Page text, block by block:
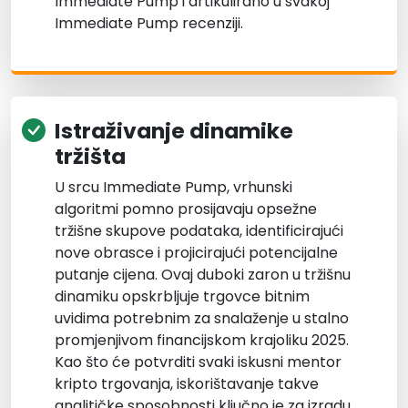
Immediate Pump recenziji.
Istraživanje dinamike
tržišta
U srcu Immediate Pump, vrhunski
algoritmi pomno prosijavaju opsežne
tržišne skupove podataka, identificirajući
nove obrasce i projicirajući potencijalne
putanje cijena. Ovaj duboki zaron u tržišnu
dinamiku opskrbljuje trgovce bitnim
uvidima potrebnim za snalaženje u stalno
promjenjivom financijskom krajoliku 2025.
Kao što će potvrditi svaki iskusni mentor
kripto trgovanja, iskorištavanje takve